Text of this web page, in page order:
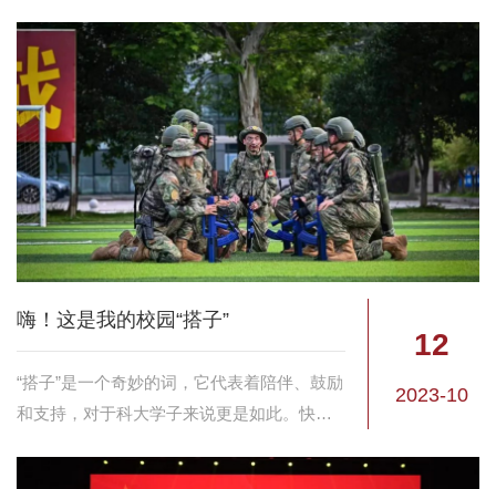
向未来 在日复一日的训练中，不仅磨练...
嗨！这是我的校园“搭子”
“搭子”是一个奇妙的词，它代表着陪伴、鼓励
和支持，对于科大学子来说更是如此。快来
12
2023-10